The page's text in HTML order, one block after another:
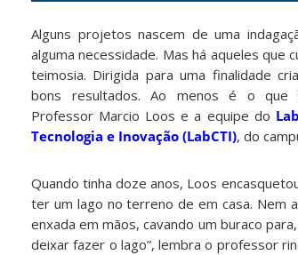
Alguns projetos nascem de uma
alguma necessidade. Mas há aqueles que
teimosia. Dirigida para uma finalidade
bons resultados. Ao menos é o que
Professor Marcio Loos e a equipe do
Tecnologia e Inovação (LabCTI), do
Quando tinha doze anos, Loos
ter um lago no terreno de em casa. Nem
enxada em mãos, cavando um buraco
deixar fazer o lago”, lembra o professor